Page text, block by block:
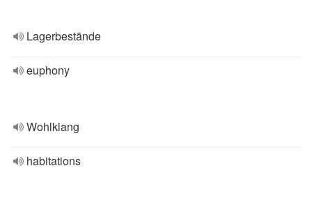
Lagerbestände
euphony
Wohlklang
habitations